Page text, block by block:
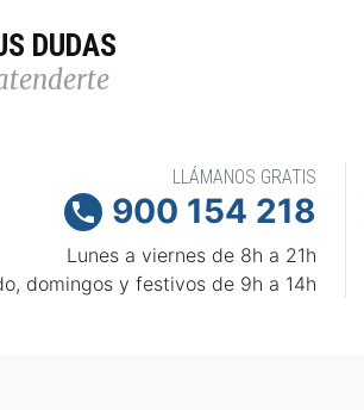
DUDAS
LLÁMANOS GRATIS
 900 154 218
Lunes a viernes de 8h a 21h
domingos y festivos de 9h a 14h